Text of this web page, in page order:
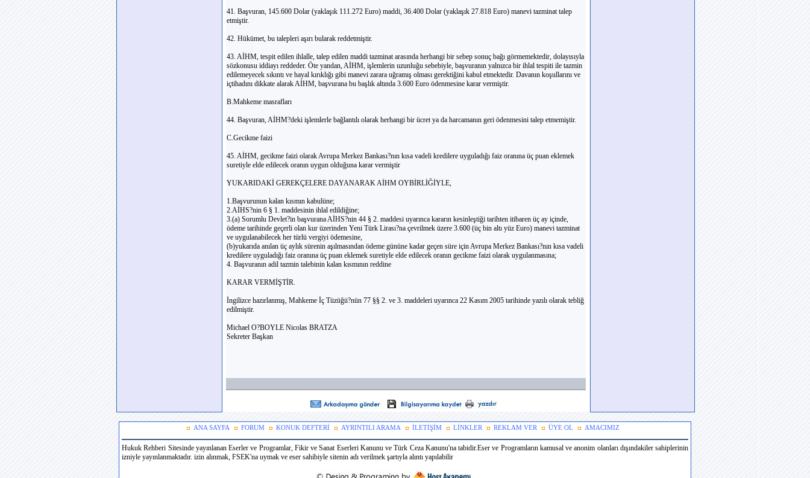
41. Başvuran, 145.600 Dolar (yaklaşık 111.272 Euro) maddi, 36.400 Dolar (yaklaşık 27.818 Euro) manevi tazminat talep
etmiştir.
42. Hükümet, bu talepleri aşırı bularak reddetmiştir.
43. AİHM, tespit edilen ihlalle, talep edilen maddi tazminat arasında herhangi bir sebep sonuç bağı görmemektedir, dolayısıyla
sözkonusu iddiayı reddeder. Öte yandan, AİHM, işlemlerin uzunluğu sebebiyle, başvuranın yalnızca bir ihlal tespiti ile tazmin
edilemeyecek sıkıntı ve hayal kırıklığı gibi manevi zarara uğramış olması gerektiğini kabul etmektedir. Davanın koşullarını ve
içtihadını dikkate alarak AİHM, başvurana bu başlık altında 3.600 Euro ödenmesine karar vermiştir.
B.Mahkeme masrafları
44. Başvuran, AİHM?deki işlemlerle bağlantılı olarak herhangi bir ücret ya da harcamanın geri ödenmesini talep etmemiştir.
C.Gecikme faizi
45. AİHM, gecikme faizi olarak Avrupa Merkez Bankası?nın kısa vadeli kredilere uyguladığı faiz oranına üç puan eklemek
suretiyle elde edilecek oranın uygun olduğuna karar vermiştir
YUKARIDAKİ GEREKÇELERE DAYANARAK AİHM OYBİRLİĞİYLE,
1.Başvurunun kalan kısmın kabulüne;
2.AİHS?nin 6 § 1. maddesinin ihlal edildiğine;
3.(a) Sorumlu Devlet?in başvurana AİHS?nin 44 § 2. maddesi uyarınca kararın kesinleştiği tarihten itibaren üç ay içinde,
ödeme tarihinde geçerli olan kur üzerinden Yeni Türk Lirası?na çevrilmek üzere 3.600 (üç bin altı yüz Euro) manevi tazminat
ve uygulanabilecek her türlü vergiyi ödemesine,
(b)yukarıda anılan üç aylık sürenin aşılmasından ödeme gününe kadar geçen süre için Avrupa Merkez Bankası?nın kısa vadeli
kredilere uyguladığı faiz oranına üç puan eklemek suretiyle elde edilecek oranın gecikme faizi olarak uygulanmasına;
4. Başvuranın adil tazmin talebinin kalan kısmının reddine
KARAR VERMİŞTİR.
İngilizce hazırlanmış, Mahkeme İç Tüzüğü?nün 77 §§ 2. ve 3. maddeleri uyarınca 22 Kasım 2005 tarihinde yazılı olarak tebliğ
edilmiştir.
Michael O?BOYLE Nicolas BRATZA
Sekreter Başkan
ANA SAYFA FORUM KONUK DEFTERİ AYRINTILI ARAMA İLETİŞİM LİNKLER REKLAM VER ÜYE OL AMACIMIZ
Hukuk Rehberi Sitesinde yayınlanan Eserler ve Programlar, Fikir ve Sanat Eserleri Kanunu ve Türk Ceza Kanunu'na tabidir.Eser ve Programların kamusal ve anonim olanları dışındakiler sahiplerinin
izniyle yayınlanmaktadır. izin alınmak, FSEK'na uymak ve eser sahibiyle sitenin adı verilmek şartıyla alıntı yapılabilir